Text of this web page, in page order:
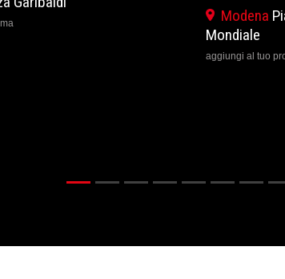
Modena
Mondiale
aggiungi al tuo